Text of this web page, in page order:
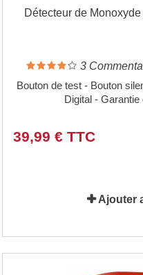
Détecteur de
3
Bouton de test - Bouton
Digital -
39,99 € TTC
Ajouter